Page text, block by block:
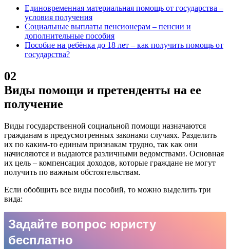
Единовременная материальная помощь от государства –
условия получения
Социальные выплаты пенсионерам – пенсии и
дополнительные пособия
Пособие на ребёнка до 18 лет – как получить помощь от
государства?
02
Виды помощи и претенденты на ее
получение
Виды государственной социальной помощи назначаются
гражданам в предусмотренных законами случаях. Разделить
их по каким-то единым признакам трудно, так как они
начисляются и выдаются различными ведомствами. Основная
их цель – компенсация доходов, которые граждане не могут
получить по важным обстоятельствам.
Если обобщить все виды пособий, то можно выделить три
вида: